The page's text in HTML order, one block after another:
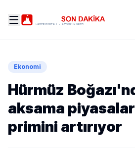
Ekonomi
Hürmüz
aksama
primini artırıyor